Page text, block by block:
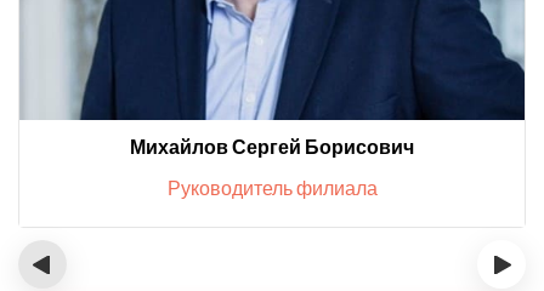
Михайлов Сергей Борисович
Руководитель филиала
‹ ›